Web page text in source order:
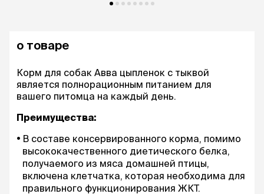
о товаре
Корм для собак Авва цыпленок с тыквой
является полнорационным питанием для
вашего питомца на каждый день.
Преимущества:
В составе консервированного корма, помимо
высококачественного диетического белка,
получаемого из мяса домашней птицы,
включена клетчатка, которая необходима для
правильного функционирования ЖКТ.